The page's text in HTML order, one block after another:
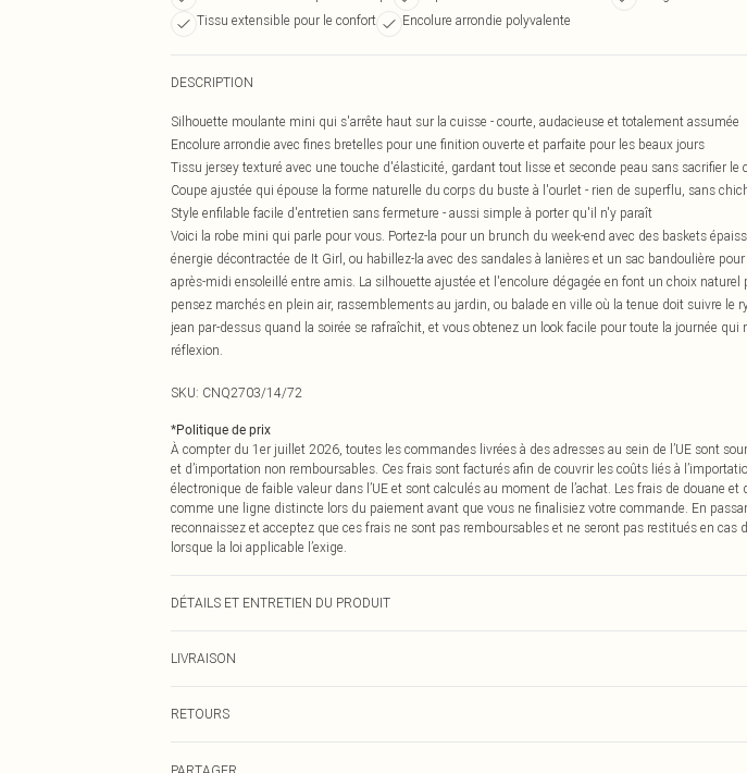
Tissu extensible pour le confort
Encolure arrondie polyvalente
DESCRIPTION
Silhouette moulante mini qui s'arrête haut sur la cuisse - courte, audacieuse et totalement assumée
Encolure arrondie avec fines bretelles pour une finition ouverte et parfaite pour les beaux jours
Tissu jersey texturé avec une touche d'élasticité, gardant tout lisse et seconde peau sans sacrifier le
Coupe ajustée qui épouse la forme naturelle du corps du buste à l'ourlet - rien de superflu, sans
Style enfilable facile d'entretien sans fermeture - aussi simple à porter qu'il n'y paraît
Voici la robe mini qui parle pour vous. Portez-la pour un brunch du week-end avec des baskets
énergie décontractée de It Girl, ou habillez-la avec des sandales à lanières et un sac bandoulière
après-midi ensoleillé entre amis. La silhouette ajustée et l'encolure dégagée en font un choix naturel
pensez marchés en plein air, rassemblements au jardin, ou balade en ville où la tenue doit suivre le
jean par-dessus quand la soirée se rafraîchit, et vous obtenez un look facile pour toute la journée qui
réflexion.
SKU: CNQ2703/14/72
*Politique de prix
À compter du 1er juillet 2026, toutes les commandes livrées à des adresses au sein de l’UE sont
et d’importation non remboursables. Ces frais sont facturés afin de couvrir les coûts liés à
électronique de faible valeur dans l’UE et sont calculés au moment de l’achat. Les frais de douane et
comme une ligne distincte lors du paiement avant que vous ne finalisiez votre commande. En
reconnaissez et acceptez que ces frais ne sont pas remboursables et ne seront pas restitués en cas
lorsque la loi applicable l’exige.
DÉTAILS ET ENTRETIEN DU PRODUIT
LIVRAISON
RETOURS
PARTAGER